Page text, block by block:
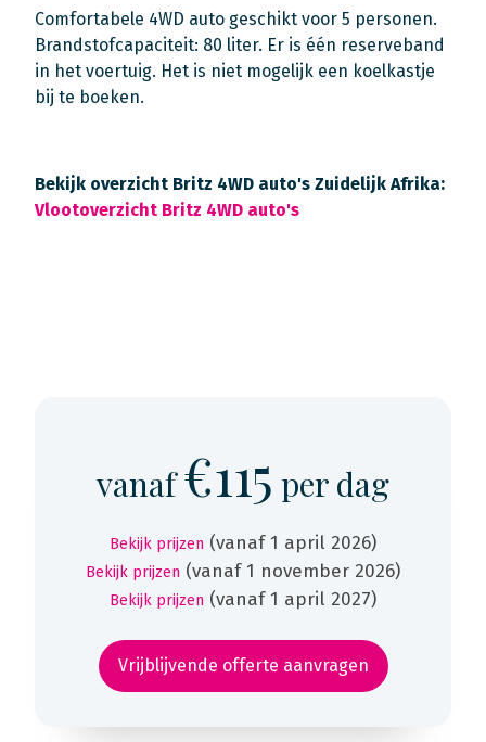
Comfortabele 4WD auto geschikt voor 5 personen.
Brandstofcapaciteit: 80 liter. Er is één reserveband
in het voertuig. Het is niet mogelijk een koelkastje
bij te boeken.
Bekijk overzicht Britz 4WD auto's Zuidelijk Afrika:
Vlootoverzicht Britz 4WD auto's
vanaf€115 per dag
Bekijk prijzen (vanaf 1 april 2026)
Bekijk prijzen (vanaf 1 november 2026)
Bekijk prijzen (vanaf 1 april 2027)
Vrijblijvende offerte aanvragen